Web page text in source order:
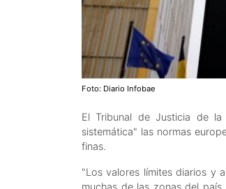
Foto: Diario Infobae
El Tribunal de Justicia de
sistemática" las normas
finas.
"Los valores límites diarios y